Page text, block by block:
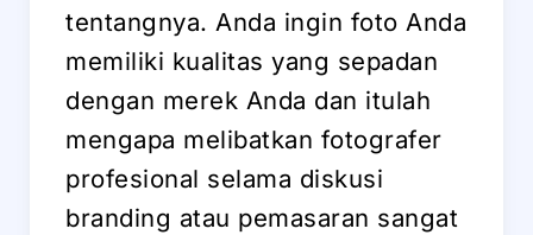
tentangnya. Anda ingin foto Anda
memiliki kualitas yang sepadan
dengan merek Anda dan itulah
mengapa melibatkan fotografer
profesional selama diskusi
branding atau pemasaran sangat